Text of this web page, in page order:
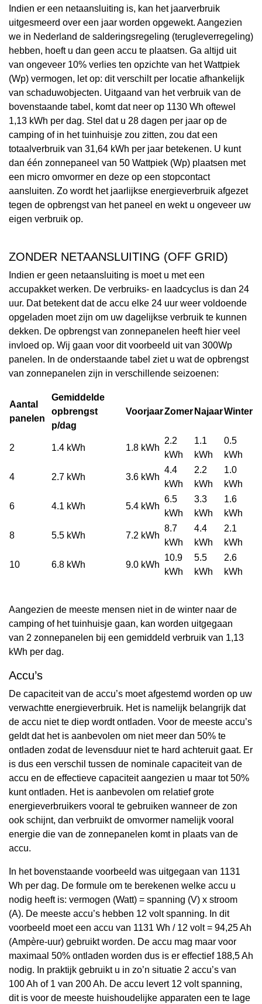
Indien er een netaansluiting is, kan het jaarverbruik
uitgesmeerd over een jaar worden opgewekt. Aangezien
we in Nederland de salderingsregeling (terugleverregeling)
hebben, hoeft u dan geen accu te plaatsen. Ga altijd uit
van ongeveer 10% verlies ten opzichte van het Wattpiek
(Wp) vermogen, let op: dit verschilt per locatie afhankelijk
van schaduwobjecten. Uitgaand van het verbruik van de
bovenstaande tabel, komt dat neer op 1130 Wh oftewel
1,13 kWh per dag. Stel dat u 28 dagen per jaar op de
camping of in het tuinhuisje zou zitten, zou dat een
totaalverbruik van 31,64 kWh per jaar betekenen. U kunt
dan één zonnepaneel van 50 Wattpiek (Wp) plaatsen met
een micro omvormer en deze op een stopcontact
aansluiten. Zo wordt het jaarlijkse energieverbruik afgezet
tegen de opbrengst van het paneel en wekt u ongeveer uw
eigen verbruik op.
ZONDER NETAANSLUITING (OFF GRID)
Indien er geen netaansluiting is moet u met een
accupakket werken. De verbruiks- en laadcyclus is dan 24
uur. Dat betekent dat de accu elke 24 uur weer voldoende
opgeladen moet zijn om uw dagelijkse verbruik te kunnen
dekken. De opbrengst van zonnepanelen heeft hier veel
invloed op. Wij gaan voor dit voorbeeld uit van 300Wp
panelen. In de onderstaande tabel ziet u wat de opbrengst
van zonnepanelen zijn in verschillende seizoenen:
Aantal
panelen
Gemiddelde
opbrengst
p/dag
VoorjaarZomer NajaarWinter
2 1.4 kWh 1.8 kWh
2.2
kWh
1.1
kWh
0.5
kWh
4 2.7 kWh 3.6 kWh
4.4
kWh
2.2
kWh
1.0
kWh
6 4.1 kWh 5.4 kWh
6.5
kWh
3.3
kWh
1.6
kWh
8 5.5 kWh 7.2 kWh
8.7
kWh
4.4
kWh
2.1
kWh
10 6.8 kWh 9.0 kWh
10.9
kWh
5.5
kWh
2.6
kWh
Aangezien de meeste mensen niet in de winter naar de
camping of het tuinhuisje gaan, kan worden uitgegaan
van 2 zonnepanelen bij een gemiddeld verbruik van 1,13
kWh per dag.
Accu’s
De capaciteit van de accu’s moet afgestemd worden op uw
verwachtte energieverbruik. Het is namelijk belangrijk dat
de accu niet te diep wordt ontladen. Voor de meeste accu’s
geldt dat het is aanbevolen om niet meer dan 50% te
ontladen zodat de levensduur niet te hard achteruit gaat. Er
is dus een verschil tussen de nominale capaciteit van de
accu en de effectieve capaciteit aangezien u maar tot 50%
kunt ontladen. Het is aanbevolen om relatief grote
energieverbruikers vooral te gebruiken wanneer de zon
ook schijnt, dan verbruikt de omvormer namelijk vooral
energie die van de zonnepanelen komt in plaats van de
accu.
In het bovenstaande voorbeeld was uitgegaan van 1131
Wh per dag. De formule om te berekenen welke accu u
nodig heeft is: vermogen (Watt) = spanning (V) x stroom
(A). De meeste accu’s hebben 12 volt spanning. In dit
voorbeeld moet een accu van 1131 Wh / 12 volt = 94,25 Ah
(Ampère-uur) gebruikt worden. De accu mag maar voor
maximaal 50% ontladen worden dus is er effectief 188,5 Ah
nodig. In praktijk gebruikt u in zo’n situatie 2 accu’s van
100 Ah of 1 van 200 Ah. De accu levert 12 volt spanning,
dit is voor de meeste huishoudelijke apparaten een te lage